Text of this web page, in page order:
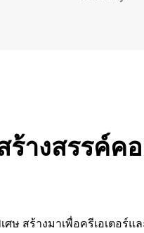
างสรรค์ค
สร้างมาเพื่อครีเอเตอร์แ